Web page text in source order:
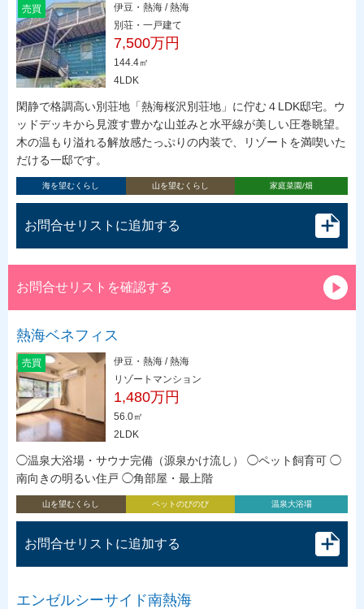
売買
伊豆・熱海 / 熱海
別荘・一戸建て
7,500万円
144.4㎡
4LDK
閑静で格調高い別荘地「熱海桜沢別荘地」に佇む４LDK邸宅。ウ
ッドデッキから見渡す豊かな山並みと水平線が美しい圧巻眺望。
木の温もり溢れる解放感たっぷりの内装で、リゾートを満喫いた
だける一邸です。
海を望むくらし 山を望むくらし 家庭菜園/畑
お問合せリストに追加する
お問合せリストを確認する
熱海ベネフィス
売買
伊豆・熱海 / 熱海
リゾートマンション
1,480万円
56.0㎡
2LDK
◯温泉大浴場・サウナ完備（源泉かけ流し） ◯ペット飼育可 ◯
南向きの明るい住戸 ◯角部屋・最上階
山を望むくらし ペットのびのび 温泉大浴場
お問合せリストに追加する
エンゼルシーサイド南熱海